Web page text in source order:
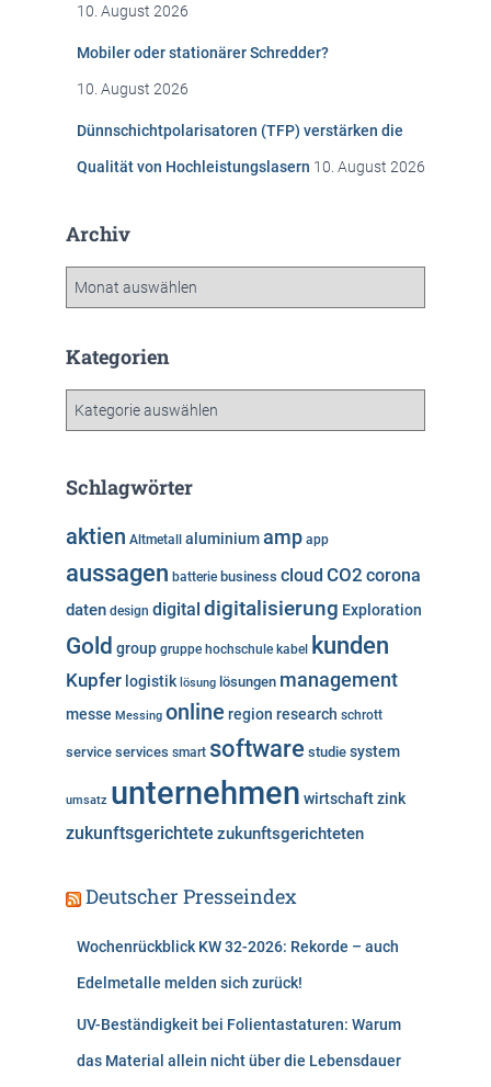
10. August 2026
Mobiler oder stationärer Schredder?
10. August 2026
Dünnschichtpolarisatoren (TFP) verstärken die
Qualität von Hochleistungslasern 10. August 2026
Archiv
h
Kategorien
g
r
i
n
Schlagwörter
aktien Altmetall aluminiumamp app
aussagen batterie business cloud CO2 corona
daten design digital digitalisierung Exploration
Gold group gruppe hochschule kabel kunden
Kupfer logistik lösung lösungen management
messe Messing online region research schrott
service services smart software studie system
umsatz unternehmen wirtschaftzink
zukunftsgerichtete zukunftsgerichteten
Deutscher Presseindex
Wochenrückblick KW 32-2026: Rekorde – auch
Edelmetalle melden sich zurück!
UV-Beständigkeit bei Folientastaturen: Warum
das Material allein nicht über die Lebensdauer